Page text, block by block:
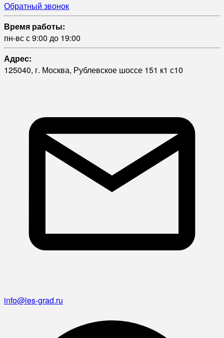
Обратный звонок
Время работы:
пн-вс с 9:00 до 19:00
Адрес:
125040, г. Москва, Рублевское шоссе 151 к1 с10
info@les-grad.ru